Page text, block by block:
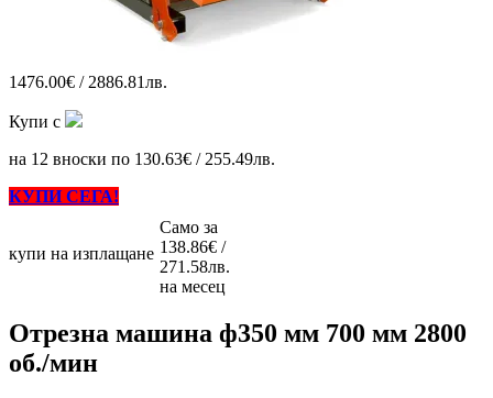
1476.00€ / 2886.81лв.
Купи с
на 12 вноски по 130.63€ / 255.49лв.
КУПИ СЕГА!
купи на изплащане
Само за
138.86€ /
271.58лв.
на месец
Отрезна машина ф350 мм 700 мм 2800
об./мин